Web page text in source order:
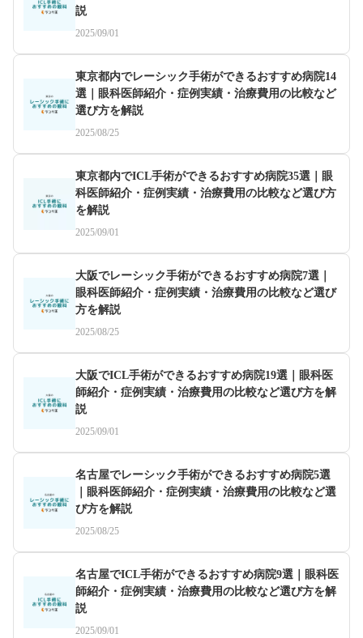
説
2025/09/01
東京都内でレーシック手術ができるおすすめ病院14
選｜眼科医師紹介・症例実績・治療費用の比較など
選び方を解説
2025/08/25
東京都内でICL手術ができるおすすめ病院35選｜眼
科医師紹介・症例実績・治療費用の比較など選び方
を解説
2025/09/01
大阪でレーシック手術ができるおすすめ病院7選｜
眼科医師紹介・症例実績・治療費用の比較など選び
方を解説
2025/08/25
大阪でICL手術ができるおすすめ病院19選｜眼科医
師紹介・症例実績・治療費用の比較など選び方を解
説
2025/09/01
名古屋でレーシック手術ができるおすすめ病院5選
｜眼科医師紹介・症例実績・治療費用の比較など選
び方を解説
2025/08/25
名古屋でICL手術ができるおすすめ病院9選｜眼科医
師紹介・症例実績・治療費用の比較など選び方を解
説
2025/09/01